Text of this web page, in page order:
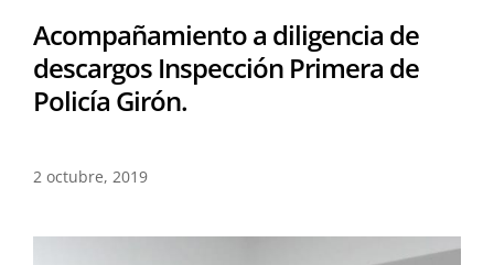
Acompañamiento a diligencia de
descargos Inspección Primera de
Policía Girón.
2 octubre, 2019